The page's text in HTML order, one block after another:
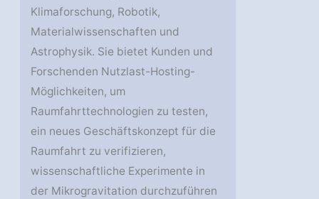
Klimaforschung, Robotik,
Materialwissenschaften und
Astrophysik. Sie bietet Kunden und
Forschenden Nutzlast-Hosting-
Möglichkeiten, um
Raumfahrttechnologien zu testen,
ein neues Geschäftskonzept für die
Raumfahrt zu verifizieren,
wissenschaftliche Experimente in
der Mikrogravitation durchzuführen